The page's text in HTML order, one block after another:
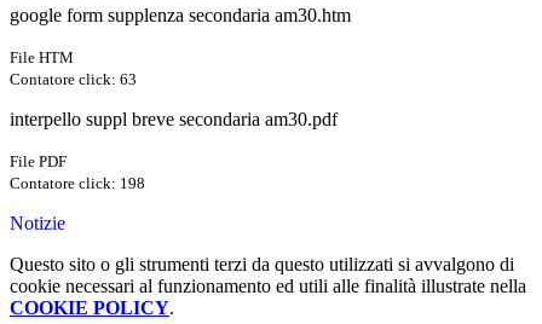
google form supplenza secondaria am30.htm
File HTM
Contatore click: 63
interpello suppl breve secondaria am30.pdf
File PDF
Contatore click: 198
Notizie
Questo sito o gli strumenti terzi da questo utilizzati si avvalgono di
cookie necessari al funzionamento ed utili alle finalità illustrate nella
COOKIE POLICY.